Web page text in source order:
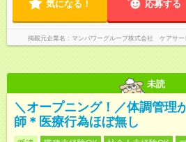
気になる！ 応募する
掲載元企業名 マンパワーグループ株式会社 ケアサ
未読
＼オープニング！／体調管理
師＊医療行為ほぼ無し